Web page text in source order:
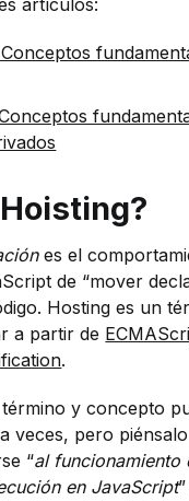
artículos:
es el
de “mover
Hosting es un
a partir de
.
y concepto
veces, pero
“al funcionamiento
en JavaScript